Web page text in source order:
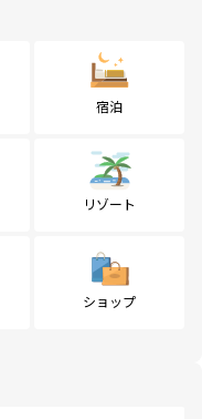
宿泊
リゾート
ショップ